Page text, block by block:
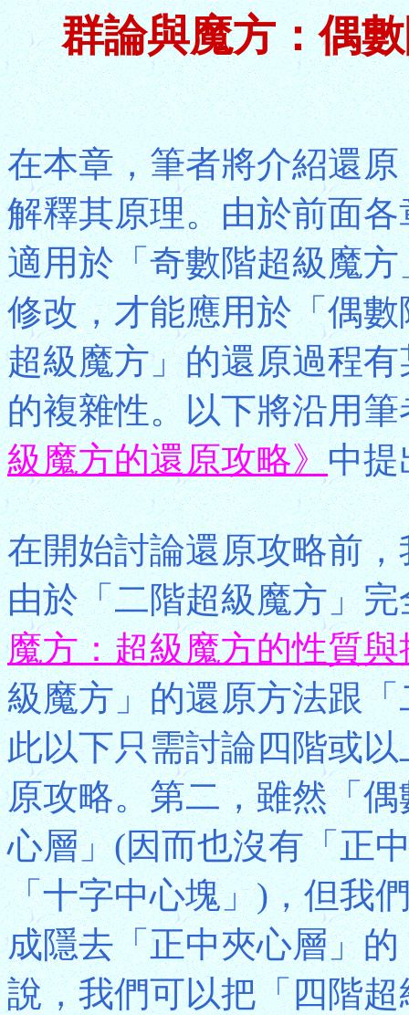
群論與魔方：偶
在本章，筆者將介紹還
解釋其原理。由於前面
適用於「奇數階超級魔
修改，才能應用於「偶
超級魔方」的還原過程
的複雜性。以下將沿用筆
級魔方的還原攻略》中提
在開始討論還原攻略前
由於「二階超級魔方」
魔方：超級魔方的性質
級魔方」的還原方法跟
此以下只需討論四階或
原攻略。第二，雖然「
心層」(因而也沒有「正
「十字中心塊」)，但我
成隱去「正中夾心層」
說，我們可以把「四階